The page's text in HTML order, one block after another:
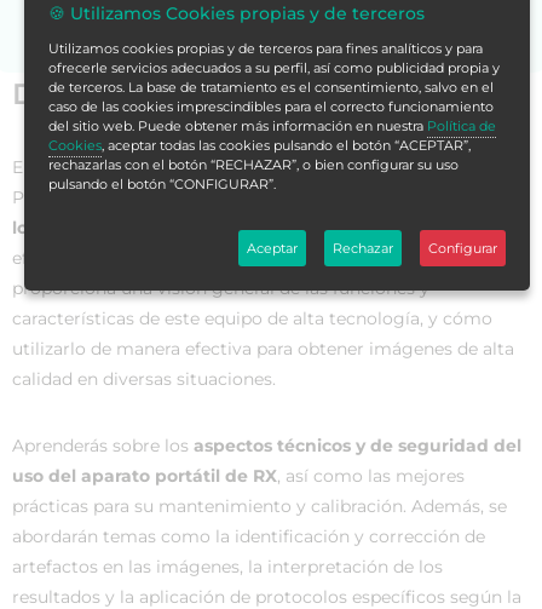
Datos generales
El Curso en Uso y Funciones del Técnico con el Aparato
Portátil de RX es una formación diseñada para
los profesionales de la radiología en el uso correcto y
eficiente de este dispositivo portátil de rayos X. Este curso
proporciona una visión general de las funciones y
características de este equipo de alta tecnología, y cómo
utilizarlo de manera efectiva para obtener imágenes de alta
calidad en diversas situaciones.
Aprenderás sobre los aspectos técnicos y de seguridad del
uso del aparato portátil de RX, así como las mejores
prácticas para su mantenimiento y calibración. Además, se
abordarán temas como la identificación y corrección de
artefactos en las imágenes, la interpretación de los
resultados y la aplicación de protocolos específicos según la
🍪 Utilizamos Cookies propias y de terceros
Utilizamos cookies propias y de terceros para fines analíticos y para
ofrecerle servicios adecuados a su perfil, así como publicidad propia y
de terceros. La base de tratamiento es el consentimiento, salvo en el
caso de las cookies imprescindibles para el correcto funcionamiento
del sitio web. Puede obtener más información en nuestra Política de
Cookies, aceptar todas las cookies pulsando el botón “ACEPTAR”,
rechazarlas con el botón “RECHAZAR”, o bien configurar su uso
pulsando el botón “CONFIGURAR”.
Aceptar Rechazar Configurar